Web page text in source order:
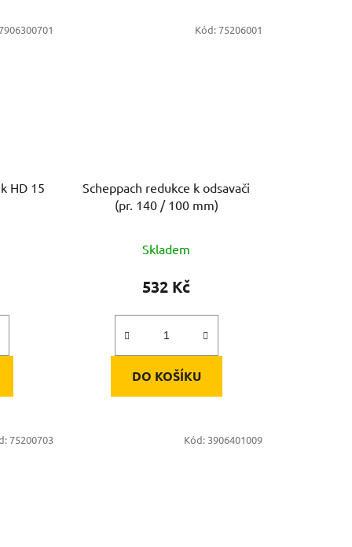
HD 15
Scheppach redukce k odsavači
(pr. 140 / 100 mm)
Skladem
532 Kč
DO KOŠÍKU
Kód:75206001
75200703 Kód: 3906401009